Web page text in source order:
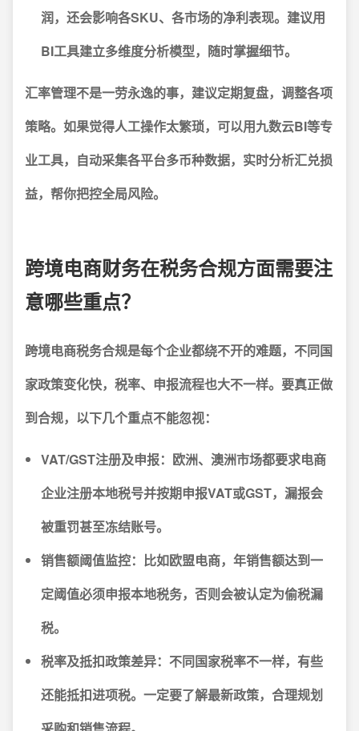
润，还会影响各SKU、各市场的净利表现。建议用
BI工具建立多维度分析模型，随时掌握细节。
汇率管理不是一劳永逸的事，建议定期复盘，调整各项
策略。如果觉得人工操作太繁琐，可以用九数云BI等专
业工具，自动采集各平台多币种数据，实时分析汇兑损
益，帮你把控全局风险。
跨境电商财务在税务合规方面需要注
意哪些重点？
跨境电商税务合规是每个企业都绕不开的难题，不同国
家政策变化快，税率、申报流程也大不一样。要真正做
到合规，以下几个重点不能忽视：
VAT/GST注册及申报： 欧洲、澳洲市场都要求电商
企业注册本地税号并按期申报VAT或GST，漏报会
被重罚甚至冻结账号。
销售额阈值监控： 比如欧盟电商，年销售额达到一
定阈值必须申报本地税务，否则会被认定为偷税漏
税。
税率及抵扣政策差异： 不同国家税率不一样，有些
还能抵扣进项税。一定要了解最新政策，合理规划